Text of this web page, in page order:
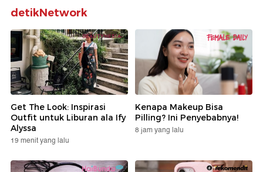
detikNetwork
Get The Look: Inspirasi
Outfit untuk Liburan ala Ify
Alyssa
19 menit yang lalu
Kenapa Makeup Bisa
Pilling? Ini Penyebabnya!
8 jam yang lalu